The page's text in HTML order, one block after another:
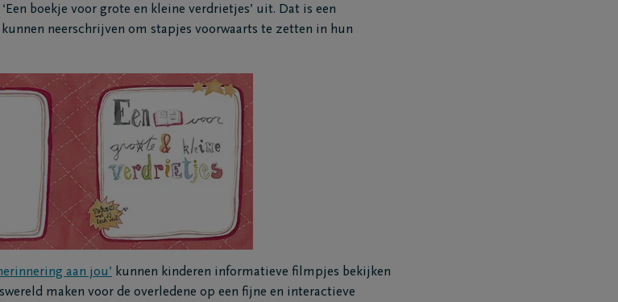
boekje voor grote en kleine verdrietjes’ uit. Dat is een
neerschrijven om stapjes voorwaarts te zetten in hun
aan jou’ kunnen kinderen informatieve filmpjes bekijken
maken voor de overledene op een fijne en interactieve